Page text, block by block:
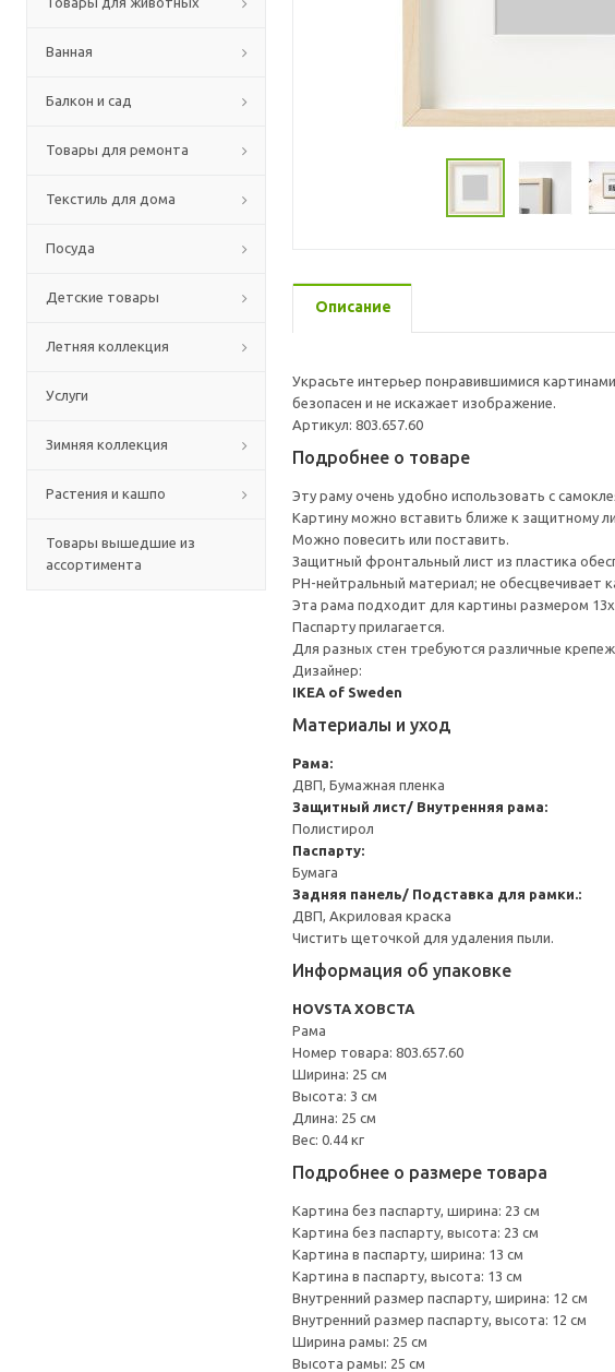
Ванная
Балкон и сад
Товары для ремонта
Текстиль для дома
Посуда
Детские товары
Летняя коллекция
Услуги
Зимняя коллекция
Растения и кашпо
Товары вышедшие из
ассортимента
Описание
Украсьте интерьер понравившимися
безопасен и не искажает изображение.
Артикул: 803.657.60
Подробнее о товаре
Эту раму очень удобно использовать с
Картину можно вставить ближе к защитному
Можно повесить или поставить.
Защитный фронтальный лист из пластика
PH-нейтральный материал; не обесцвечивает
Эта рама подходит для картины размером
Паспарту прилагается.
Для разных стен требуются различные
Дизайнер:
IKEA of Sweden
Материалы и уход
Рама:
ДВП, Бумажная пленка
Защитный лист/ Внутренняя рама:
Полистирол
Паспарту:
Бумага
Задняя панель/ Подставка для рамки.:
ДВП, Акриловая краска
Чистить щеточкой для удаления пыли.
Информация об упаковке
HOVSTA ХОВСТА
Рама
Номер товара: 803.657.60
Ширина: 25 см
Высота: 3 см
Длина: 25 см
Вес: 0.44 кг
Подробнее о размере товара
Картина без паспарту, ширина: 23 см
Картина без паспарту, высота: 23 см
Картина в паспарту, ширина: 13 см
Картина в паспарту, высота: 13 см
Внутренний размер паспарту, ширина: 12 см
Внутренний размер паспарту, высота: 12 см
Ширина рамы: 25 см
Высота рамы: 25 см